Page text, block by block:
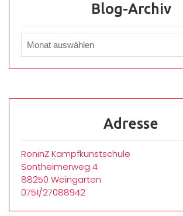
Blog-Archiv
Adresse
RoninZ Kampfkunstschule
Sontheimerweg 4
88250 Weingarten
0751/27088942